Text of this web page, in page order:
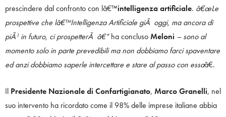
prescindere dal confronto con lâ€™intelligenza artificiale. â€œLe
prospettive che lâ€™Intelligenza Artificiale giÃ oggi, ma ancora di
piÃ¹ in futuro, ci prospetterÃ â€“ha conclusoMeloni – sono al
momento solo in parte prevedibili ma non dobbiamo farci spaventare
ed anzi dobbiamo saperle intercettare e stare al passo con essaâ€.
Il Presidente Nazionale di Confartigianato, Marco Granelli, nel
suo intervento ha ricordato come il 98% delle imprese italiane abbia